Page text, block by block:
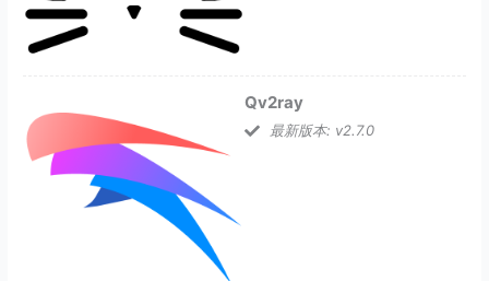
Qv2ray
最新版本: v2.7.0